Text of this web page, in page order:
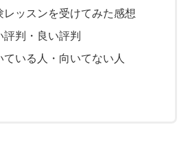
ッスンを受けてみた感想
判・良い評判
いる人・向いてない人